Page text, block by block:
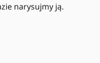
narysujmy ją.